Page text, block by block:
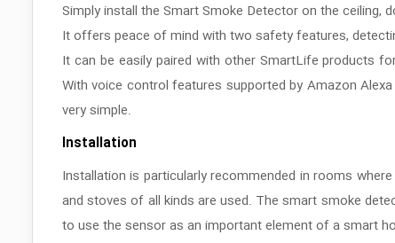
Simply install the Smart Smoke Detector on the
It offers peace of mind with two safety features,
It can be easily paired with other SmartLife products
With voice control features supported by Amazon
very simple.
Installation
Installation is particularly recommended in rooms
and stoves of all kinds are used. The smart smoke
to use the sensor as an important element of a smart